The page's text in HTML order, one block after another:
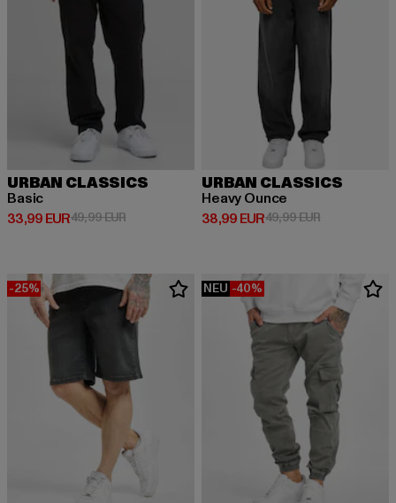
URBAN CLASSICS
Basic
33,99 EUR
Derzeitiger Preis: 33,99 EUR
49,99 EURAktionspreis: 49,99 EUR
URBAN CLASSICS
Heavy Ounce
38,99 EUR
Derzeitiger Preis: 38,99 EUR
49,99 EURAktionspreis:
-25% NEU -40%